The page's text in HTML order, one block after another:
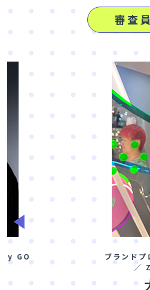
審査員
ブランドプロデュー
／ Z世代課パ
大庭
Previous